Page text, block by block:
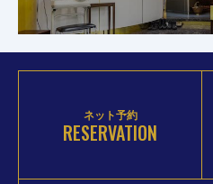
ネット予約
RESERVATION